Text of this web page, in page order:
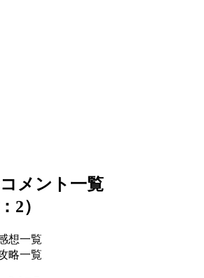
メント一覧
2）
想一覧
略一覧